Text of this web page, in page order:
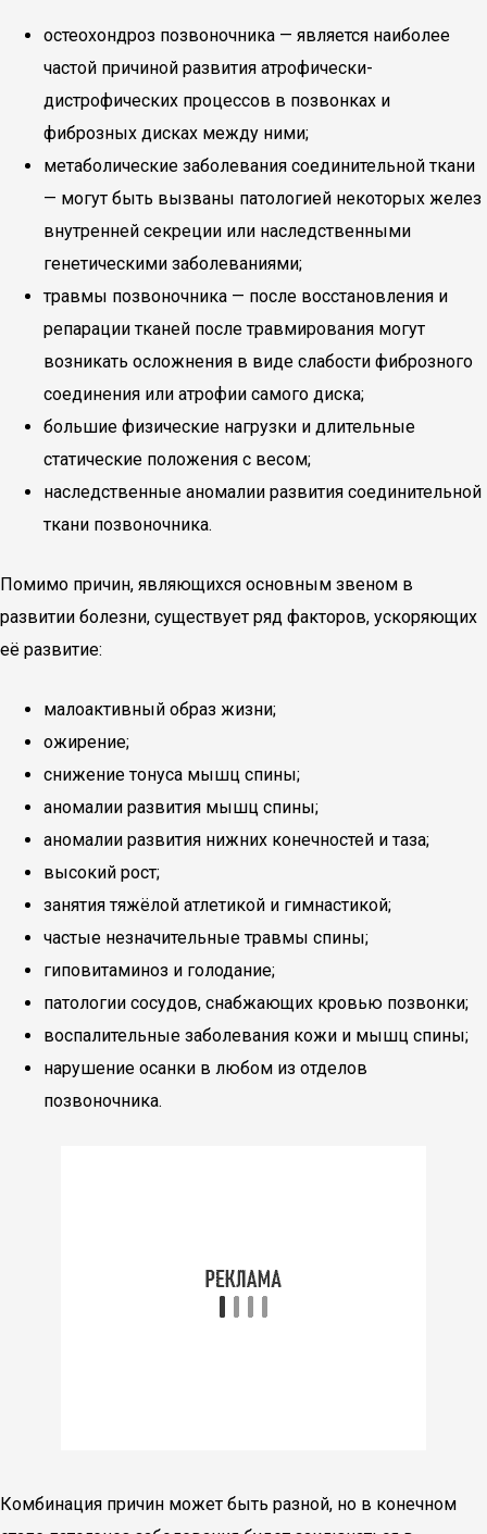
остеохондроз позвоночника — является наиболее
частой причиной развития атрофически-
дистрофических процессов в позвонках и
фиброзных дисках между ними;
метаболические заболевания соединительной ткани
— могут быть вызваны патологией некоторых желез
внутренней секреции или наследственными
генетическими заболеваниями;
травмы позвоночника — после восстановления и
репарации тканей после травмирования могут
возникать осложнения в виде слабости фиброзного
соединения или атрофии самого диска;
большие физические нагрузки и длительные
статические положения с весом;
наследственные аномалии развития соединительной
ткани позвоночника.
Помимо причин, являющихся основным звеном в
развитии болезни, существует ряд факторов, ускоряющих
её развитие:
малоактивный образ жизни;
ожирение;
снижение тонуса мышц спины;
аномалии развития мышц спины;
аномалии развития нижних конечностей и таза;
высокий рост;
занятия тяжёлой атлетикой и гимнастикой;
частые незначительные травмы спины;
гиповитаминоз и голодание;
патологии сосудов, снабжающих кровью позвонки;
воспалительные заболевания кожи и мышц спины;
нарушение осанки в любом из отделов
позвоночника.
Комбинация причин может быть разной, но в конечном